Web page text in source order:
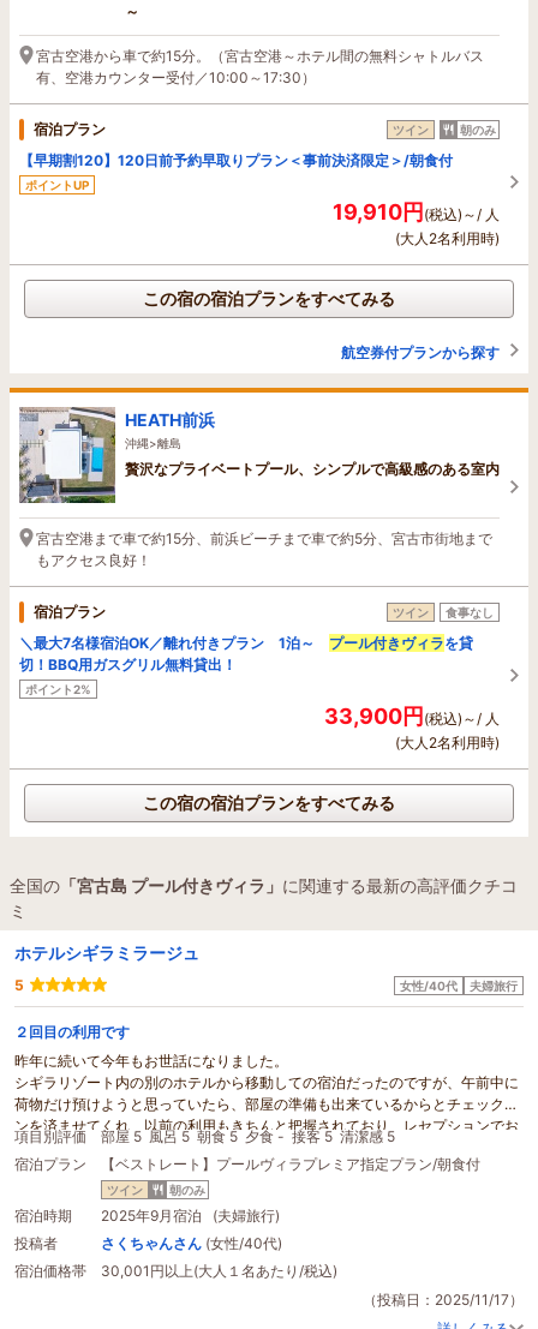
～
宮古空港から車で約15分。（宮古空港～ホテル間の無料シャトルバス
有、空港カウンター受付／10:00～17:30）
宿泊プラン ツイン 朝のみ
【早期割120】120日前予約早取りプラン＜事前決済限定＞/朝食付
ポイントUP
19,910円(税込)～/ 人
(大人2名利用時)
この宿の宿泊プランをすべてみる
航空券付プランから探す
HEATH前浜
沖縄>離島
贅沢なプライベートプール、シンプルで高級感のある室内
宮古空港まで車で約15分、前浜ビーチまで車で約5分、宮古市街地まで
もアクセス良好！
宿泊プラン ツイン 食事なし
＼最大7名様宿泊OK／離れ付きプラン 1泊～ プール付きヴィラを貸
切！BBQ用ガスグリル無料貸出！
ポイント2%
33,900円(税込)～/ 人
(大人2名利用時)
この宿の宿泊プランをすべてみる
全国の 「宮古島 プール付きヴィラ」 に関連する最新の高評価クチコ
ミ
ホテルシギラミラージュ
5 女性/40代 夫婦旅行
２回目の利用です
昨年に続いて今年もお世話になりました。
シギラリゾート内の別のホテルから移動しての宿泊だったのですが、午前中に
荷物だけ預けようと思っていたら、部屋の準備も出来ているからとチェックイ
ンを済ませてくれ、以前の利用もきちんと把握されており、レセプションでお
かえりなさいと言ってくださいました。
お部屋の中にもメッセージカードがあり、あたたかいおもてなしに嬉しくなり
プール付きヴィラでしたがプールも大きく夫婦2人で泳ぐにも充分な広さでし
た。
ただ、上の階の方がプールから水を溢れさせるような遊び方をしていたよう
で、屋根から滝のように流れてきたのでその間は私たちがプールを使えなかっ
でもスタッフの皆様の応対や施設、ラウンジはとても満足ですので宮古島 に訪
項目別評価 部屋 5 風呂 5 朝食 5 夕食 - 接客 5 清潔感 5
宿泊プラン
【ベストレート】プールヴィラプレミア指定プラン/朝食付
ツイン 朝のみ
宿泊時期
2025年9月宿泊 (夫婦旅行)
投稿者
さくちゃんさん (女性/40代)
宿泊価格帯
30,001円以上(大人１名あたり/税込)
（投稿日：2025/11/17）